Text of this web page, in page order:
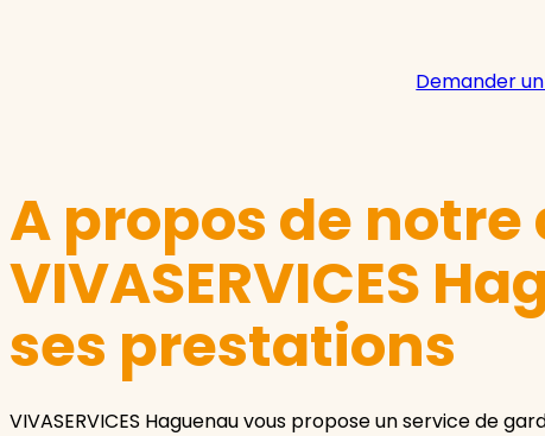
Demander
A propos de notre
VIVASERVICES
ses prestations
VIVASERVICES Haguenau vous propose un service de